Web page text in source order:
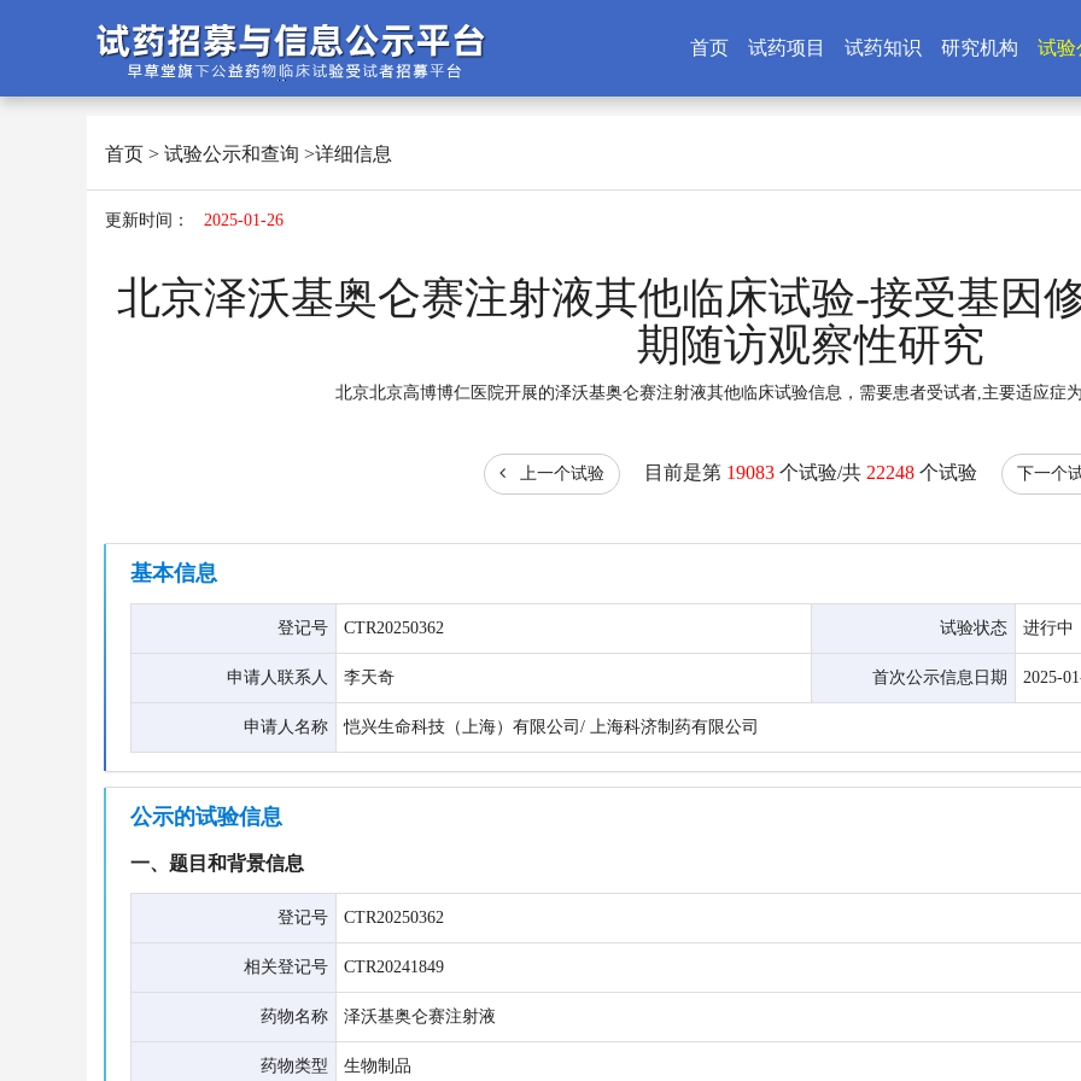
首页 试药项目 试药知识 研究机构 试验
首页 > 试验公示和查询 >详细信息
更新时间： 2025-01-26
北京泽沃基奥仑赛注射液其他临床试验-接受基因
期随访观察性研究
北京北京高博博仁医院开展的泽沃基奥仑赛注射液其他临床试验信息，需要患者受试者,主要适应症
上一个试验 目前是第 19083 个试验/共 22248 个试验 下一个
基本信息
登记号 CTR20250362 试验状态 进行中
申请人联系人 李天奇 首次公示信息日期 2025-
申请人名称 恺兴生命科技（上海）有限公司/ 上海科济制药有限公司
公示的试验信息
一、题目和背景信息
登记号 CTR20250362
相关登记号 CTR20241849
药物名称 泽沃基奥仑赛注射液
药物类型 生物制品